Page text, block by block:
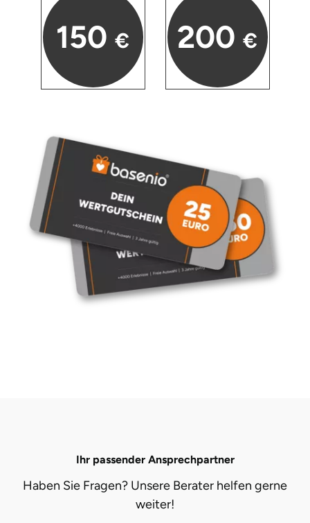
150 € 200 €
Ihr passender Ansprechpartner
Haben Sie Fragen? Unsere Berater helfen gerne
weiter!